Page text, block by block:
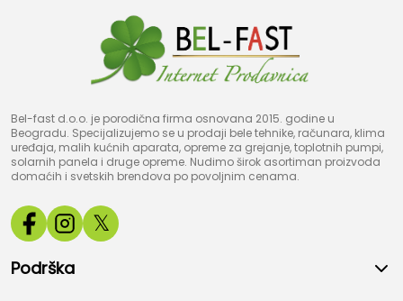
Bel-fast d.o.o. je porodična firma osnovana 2015. godine u
Beogradu. Specijalizujemo se u prodaji bele tehnike, računara, klima
uređaja, malih kućnih aparata, opreme za grejanje, toplotnih pumpi,
solarnih panela i druge opreme. Nudimo širok asortiman proizvoda
domaćih i svetskih brendova po povoljnim cenama.
𝕏
Podrška